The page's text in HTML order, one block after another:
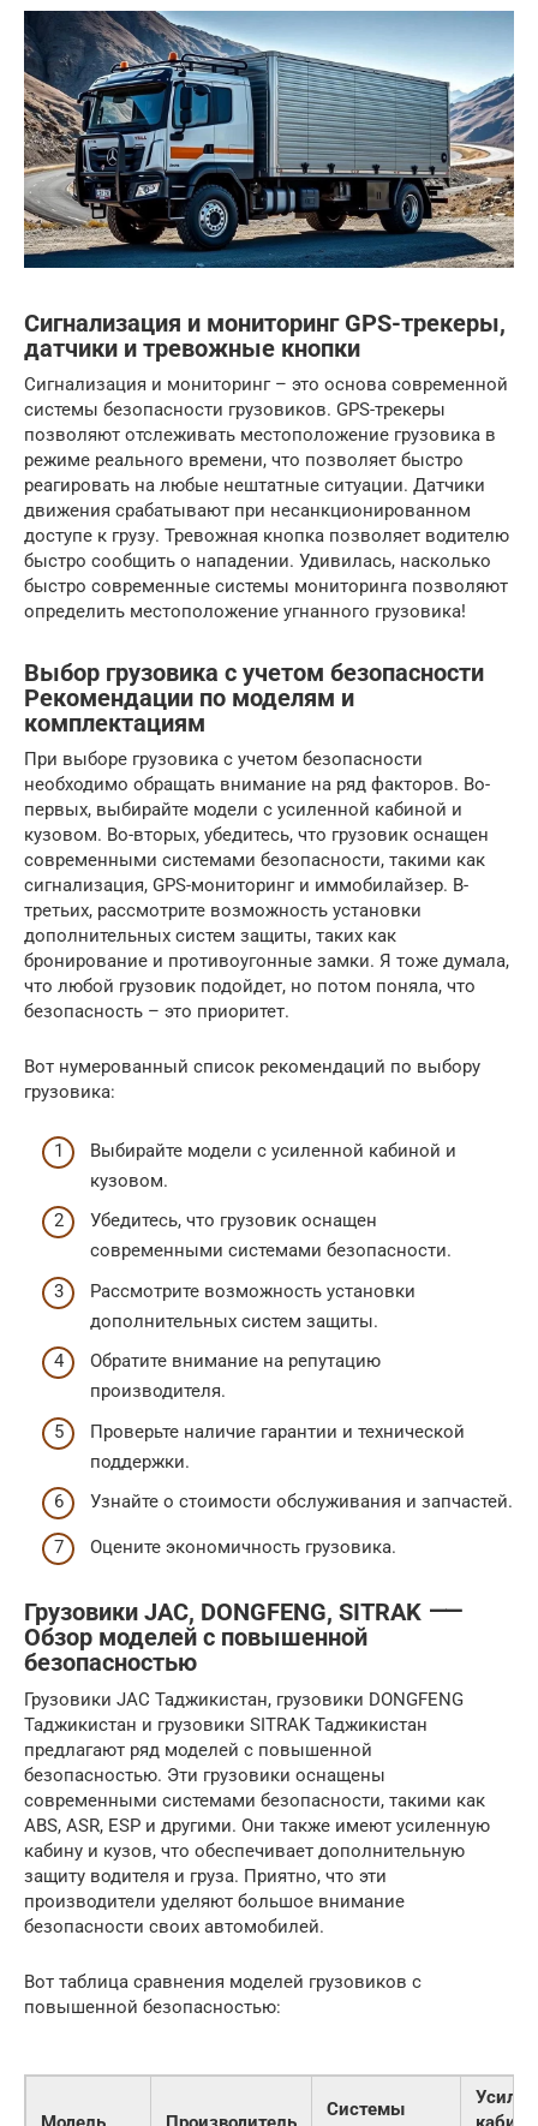
Сигнализация и мониторинг GPS-трекеры,
датчики и тревожные кнопки
Сигнализация и мониторинг – это основа современной
системы безопасности грузовиков. GPS-трекеры
позволяют отслеживать местоположение грузовика в
режиме реального времени, что позволяет быстро
реагировать на любые нештатные ситуации. Датчики
движения срабатывают при несанкционированном
доступе к грузу. Тревожная кнопка позволяет водителю
быстро сообщить о нападении. Удивилась, насколько
быстро современные системы мониторинга позволяют
определить местоположение угнанного грузовика!
Выбор грузовика с учетом безопасности
Рекомендации по моделям и
комплектациям
При выборе грузовика с учетом безопасности
необходимо обращать внимание на ряд факторов. Во-
первых, выбирайте модели с усиленной кабиной и
кузовом. Во-вторых, убедитесь, что грузовик оснащен
современными системами безопасности, такими как
сигнализация, GPS-мониторинг и иммобилайзер. В-
третьих, рассмотрите возможность установки
дополнительных систем защиты, таких как
бронирование и противоугонные замки. Я тоже думала,
что любой грузовик подойдет, но потом поняла, что
безопасность – это приоритет.
Вот нумерованный список рекомендаций по выбору
грузовика:
Выбирайте модели с усиленной кабиной и
кузовом.
Убедитесь, что грузовик оснащен
современными системами безопасности.
Рассмотрите возможность установки
дополнительных систем защиты.
Обратите внимание на репутацию
производителя.
Проверьте наличие гарантии и технической
поддержки.
Узнайте о стоимости обслуживания и запчастей.
Оцените экономичность грузовика.
Грузовики JAC, DONGFENG, SITRAK ⸺
Обзор моделей с повышенной
безопасностью
Грузовики JAC Таджикистан, грузовики DONGFENG
Таджикистан и грузовики SITRAK Таджикистан
предлагают ряд моделей с повышенной
безопасностью. Эти грузовики оснащены
современными системами безопасности, такими как
ABS, ASR, ESP и другими. Они также имеют усиленную
кабину и кузов, что обеспечивает дополнительную
защиту водителя и груза. Приятно, что эти
производители уделяют большое внимание
безопасности своих автомобилей.
Вот таблица сравнения моделей грузовиков с
повышенной безопасностью:
Системы